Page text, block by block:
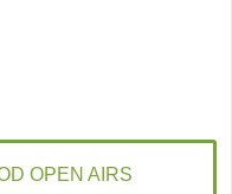
OPEN AIRS